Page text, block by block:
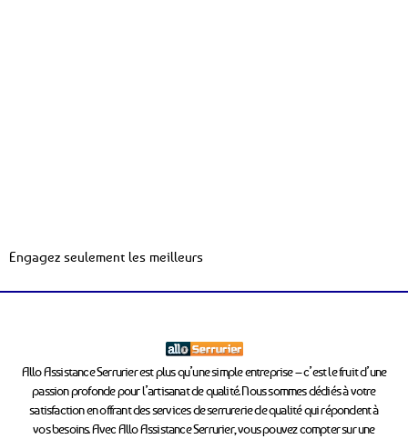
Engagez seulement les meilleurs
Allo Assistance Serrurier est plus qu’une simple entreprise – c’est le fruit d’une
passion profonde pour l’artisanat de qualité. Nous sommes dédiés à votre
satisfaction en offrant des services de serrurerie de qualité qui répondent à
vos besoins. Avec Allo Assistance Serrurier, vous pouvez compter sur une